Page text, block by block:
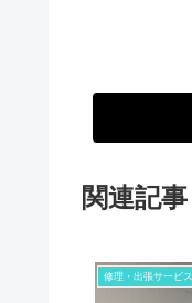
関連記事
修理・出張サービス